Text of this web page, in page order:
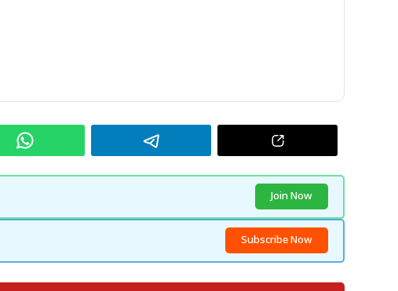
Join Now
Subscribe Now